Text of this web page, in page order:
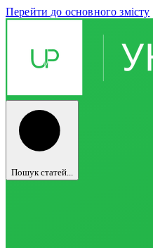
Перейти до основного змісту
Пошук статей...